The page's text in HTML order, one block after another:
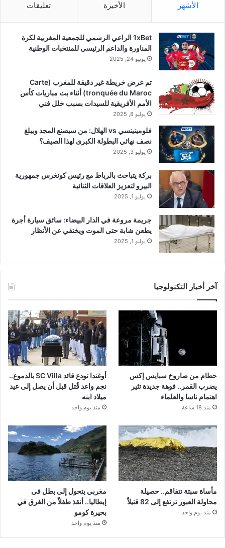
الأشهر الأخيرة تعليقات
1xBet الراعي الرسمي للجمعية المغربية لكرة
المناورة والداعم الرئيسي للمنتخبات الوطنية
يونيو 24, 2025
تم عرض خريطة غير دقيقة للمغرب (Carte
tronquée du Maroc) أثناء بث مباريات كأس
الأمم الأفريقية للسيدات بسبب خلل فني
يوليو 8, 2025
فلومينينسي vs الهلال: من سيصنع المجد ويبلغ
نصف نهائي البطولة الكبرى لهذا الصيف؟
يوليو 3, 2025
بركة يتباحث بالرباط مع رئيس كونغرس جمهورية
البيرو لتعزيز العلاقات الثنائية
يوليو 1, 2025
جريمة مروعة في الدار البيضاء: سائق سيارة أجرة
يطعن شابة حتى الموت ويختفي عن الأنظار
يوليو 1, 2025
آخر أخبار التكنولوجيا
حطام من صاروخ سبايس إكس
يضرب القمر.. فوهة جديدة تثير
اهتمام ناسا والعلماء
منذ 18 ساعة
أوغندا تودع قائد SC Villa بالدموع..
نجم واعد قُتل قبل أن يصل إلى عيد
ميلاد ابنه
منذ يوم واحد
مأساة سبتة تتفاقم.. حصيلة
محاولة العبور ترتفع إلى 82 قتيلاً
منذ يوم واحد
مغربي يتحول إلى بطل في
إيطاليا.. أنقذ طفلاً من الغرق في
بحيرة كومو
منذ يوم واحد